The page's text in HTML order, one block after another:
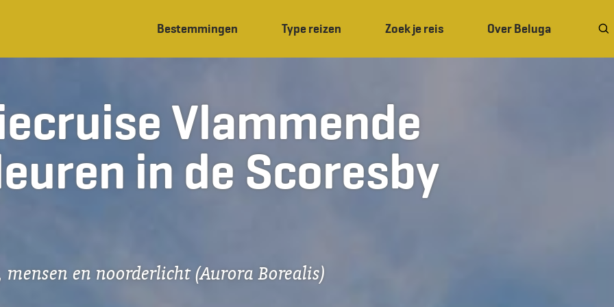
Bestemmingen Type reizen Zoek je reis Over Beluga
Vlammende
in de Scoresby
en noorderlicht (Aurora Borealis)